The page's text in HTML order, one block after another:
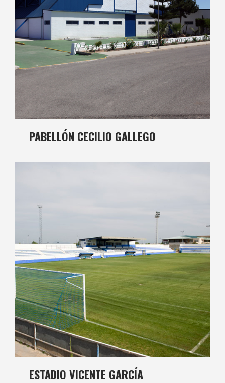
PABELLÓN CECILIO GALLEGO
ESTADIO VICENTE GARCÍA